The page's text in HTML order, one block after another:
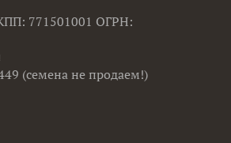
771501001 ОГРН:
(семена не продаем!)